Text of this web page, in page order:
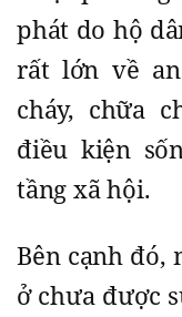
phát do hộ
rất lớn về
cháy, chữa
điều kiện
tầng xã hội.
Bên cạnh đó,
ở chưa được